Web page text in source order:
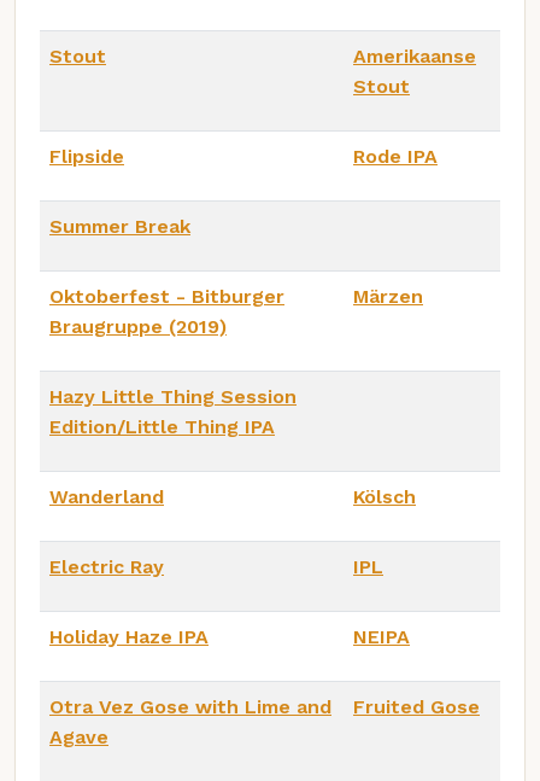
Stout
Amerikaanse
Stout
Flipside Rode IPA
Summer Break
Oktoberfest - Bitburger
Braugruppe (2019)
Märzen
Hazy Little Thing Session
Edition/Little Thing IPA
Wanderland Kölsch
Electric Ray IPL
Holiday Haze IPA NEIPA
Otra Vez Gose with Lime and
Agave
Fruited Gose